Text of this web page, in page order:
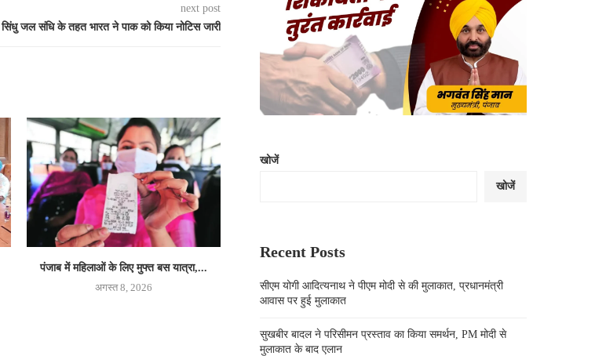
next post
सिंधु जल संधि के तहत भारत ने पाक को किया नोटिस जारी
पंजाब में महिलाओं के लिए मुफ्त बस यात्रा,...
अगस्त 8, 2026
खोजें
खोजें
Recent Posts
सीएम योगी आदित्यनाथ ने पीएम मोदी से की मुलाकात, प्रधानमंत्री
आवास पर हुई मुलाकात
सुखबीर बादल ने परिसीमन प्रस्ताव का किया समर्थन, PM मोदी से
मुलाकात के बाद एलान